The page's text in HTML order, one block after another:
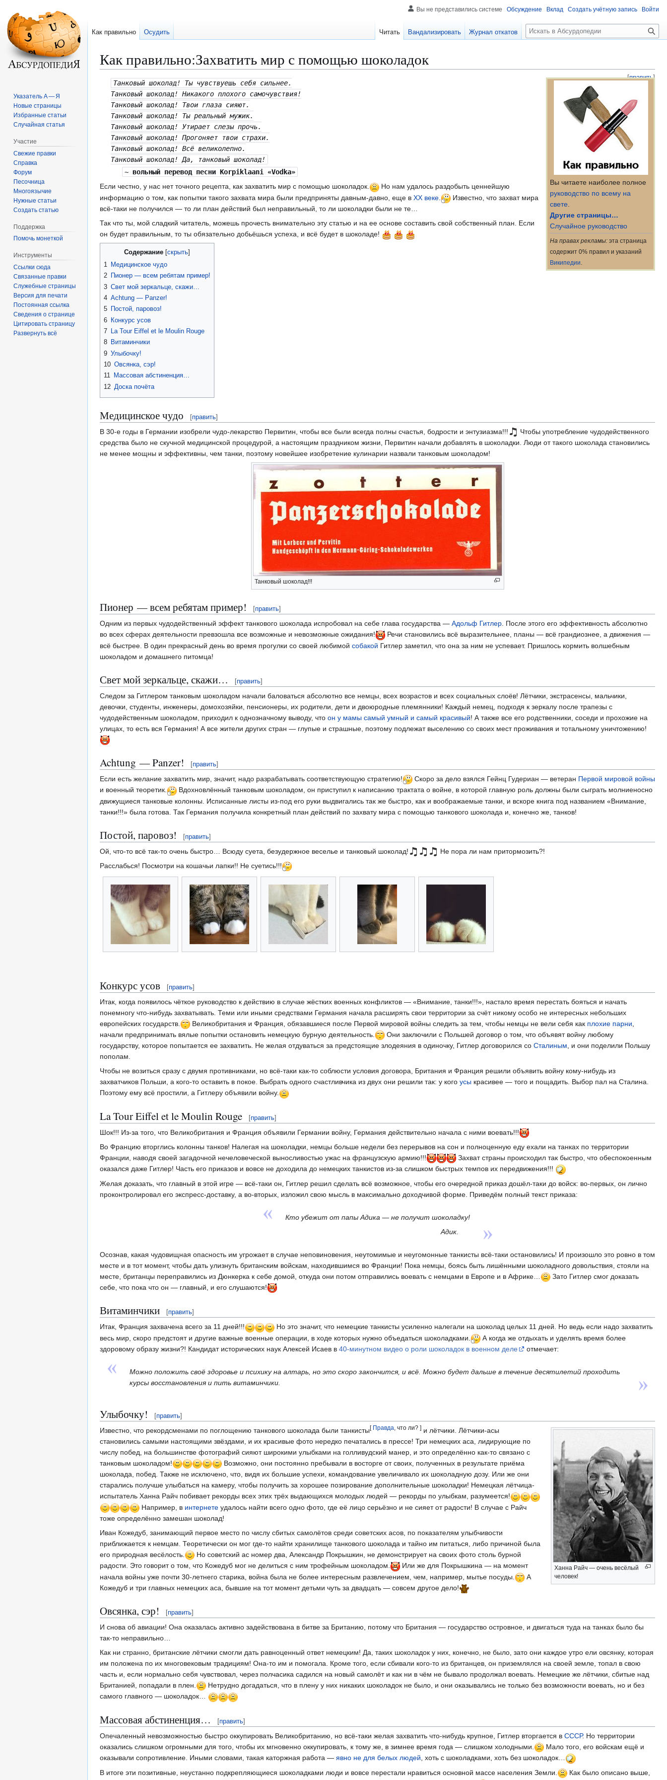
Как правильно:Захватить мир с помощью шоколадок
[править]
Перейти
навигации
Перейти
поиску
Вы читаете наиболее полное
руководство по всему на
свете.
Другие страницы…
Случайное руководство
На правах рекламы: эта страница
содержит 0% правил и указаний
Википедии
Танковый шоколад! Ты чувствуешь себя сильнее.
Танковый шоколад! Никакого плохого самочувствия!
Танковый шоколад! Твои глаза сияют.
Танковый шоколад! Ты реальный мужик.
Танковый шоколад! Утирает слезы прочь.
Танковый шоколад! Прогоняет твои страхи.
Танковый шоколад! Всё великолепно.
Танковый шоколад! Да, танковый шоколад!
~ вольный перевод песни Korpiklaani «Vodka»
Если честно, у нас нет точного рецепта, как захватить мир с помощью шоколадок.
Но нам удалось раздобыть ценнейшую
информацию о том, как попытки такого захвата мира были предприняты давным-давно, еще в XX веке
Известно, что захват мира
всё-таки не получился — то ли план действий был неправильный, то ли шоколадки были не те…
Так что ты, мой сладкий читатель, можешь прочесть внимательно эту статью и на ее основе составить свой собственный план. Если
он будет правильным, то ты обязательно добьёшься успеха, и всё будет в шоколаде!
Содержание
1 Медицинское чудо
2 Пионер — всем ребятам пример!
3 Свет мой зеркальце, скажи…
4 Achtung — Panzer!
5 Постой, паровоз!
6 Конкурс усов
7 La Tour Eiffel et le Moulin Rouge
8 Витаминчики
9 Улыбочку!
10 Овсянка, сэр!
11 Массовая абстиненция…
12 Доска почёта
Медицинское чудо [править]
В 30-е годы в Германии изобрели чудо-лекарство Первитин, чтобы все были всегда полны счастья, бодрости и энтузиазма!!!
Чтобы употребление чудодейственного
средства было не скучной медицинской процедурой, а настоящим праздником жизни, Первитин начали добавлять в шоколадки. Люди от такого шоколада становились
не менее мощны и эффективны, чем танки, поэтому новейшее изобретение кулинарии назвали танковым шоколадом!
Танковый шоколад!!!
Пионер — всем ребятам пример! [править]
Одним из первых чудодейственный эффект танкового шоколада испробовал на себе глава государства — Адольф Гитлер. После этого его эффективность абсолютно
во всех сферах деятельности превзошла все возможные и невозможные ожидания!
Речи становились всё выразительнее, планы — всё грандиознее, а движения —
всё быстрее. В один прекрасный день во время прогулки со своей любимой собакой Гитлер заметил, что она за ним не успевает. Пришлось кормить волшебным
шоколадом и домашнего питомца!
Свет мой зеркальце, скажи… [править]
Следом за Гитлером танковым шоколадом начали баловаться абсолютно все немцы, всех возрастов и всех социальных слоёв! Лётчики, экстрасенсы, мальчики,
девочки, студенты, инженеры, домохозяйки, пенсионеры, их родители, дети и двоюродные племянники! Каждый немец, подходя к зеркалу после трапезы с
чудодейственным шоколадом, приходил к однозначному выводу, что он у мамы самый умный и самый красивый! А также все его родственники, соседи и прохожие на
улицах, то есть вся Германия! А все жители других стран — глупые и страшные, поэтому подлежат выселению со своих мест проживания и тотальному уничтожению!
Achtung — Panzer! [править]
Если есть желание захватить мир, значит, надо разрабатывать соответствующую стратегию! Скоро за дело взялся Гейнц Гудериан — ветеран Первой мировой войны
и военный теоретик.
Вдохновлённый танковым шоколадом, он приступил к написанию трактата о войне, в которой главную роль должны были сыграть молниеносно
движущиеся танковые колонны. Исписанные листы из-под его руки выдвигались так же быстро, как и воображаемые танки, и вскоре книга под названием «Внимание,
танки!!!» была готова. Так Германия получила конкретный план действий по захвату мира с помощью танкового шоколада и, конечно же, танков!
Постой, паровоз! [править]
Ой, что-то всё так-то очень быстро… Всюду суета, безудержное веселье и танковый шоколад!
Не пора ли нам притормозить?!
Расслабься! Посмотри на кошачьи лапки!! Не суетись!!!
Конкурс усов [править]
Итак, когда появилось чёткое руководство к действию в случае жёстких военных конфликтов — «Внимание, танки!!!», настало время перестать бояться и начать
понемногу что-нибудь захватывать. Теми или иными средствами Германия начала расширять свои территории за счёт никому особо не интересных небольших
европейских государств.
Великобритания и Франция, обязавшиеся после Первой мировой войны следить за тем, чтобы немцы не вели себя как плохие парни
начали предпринимать вялые попытки остановить немецкую бурную деятельность.
Они заключили с Польшей договор о том, что объявят войну любому
государству, которое попытается ее захватить. Не желая отдуваться за предстоящие злодеяния в одиночку, Гитлер договорился со Сталиным, и они поделили Польшу
пополам.
Чтобы не возиться сразу с двумя противниками, но всё-таки как-то соблюсти условия договора, Британия и Франция решили объявить войну кому-нибудь из
захватчиков Польши, а кого-то оставить в покое. Выбрать одного счастливчика из двух они решили так: у кого усы красивее — того и пощадить. Выбор пал на Сталина.
Поэтому ему всё простили, а Гитлеру объявили войну.
La Tour Eiffel et le Moulin Rouge [править]
Шок!!! Из-за того, что Великобритания и Франция объявили Германии войну, Германия действительно начала с ними воевать!!!
Во Францию вторглись колонны танков! Налегая на шоколадки, немцы больше недели без перерывов на сон и полноценную еду ехали на танках по территории
Франции, наводя своей загадочной нечеловеческой выносливостью ужас на французскую армию!!!
Захват страны происходил так быстро, что обеспокоенным
оказался даже Гитлер! Часть его приказов и вовсе не доходила до немецких танкистов из-за слишком быстрых темпов их передвижения!!!
Желая доказать, что главный в этой игре — всё-таки он, Гитлер решил сделать всё возможное, чтобы его очередной приказ дошёл-таки до войск: во-первых, он лично
проконтролировал его экспресс-доставку, а во-вторых, изложил свою мысль в максимально доходчивой форме. Приведём полный текст приказа:
Кто убежит от папы Адика — не получит шоколадку!
Адик.
Осознав, какая чудовищная опасность им угрожает в случае неповиновения, неутомимые и неугомонные танкисты всё-таки остановились! И произошло это ровно в том
месте и в тот момент, чтобы дать улизнуть британским войскам, находившимся во Франции! Пока немцы, боясь быть лишёнными шоколадного довольствия, стояли на
месте, британцы переправились из Дюнкерка к себе домой, откуда они потом отправились воевать с немцами в Европе и в Африке…
Зато Гитлер смог доказать
себе, что пока что он — главный, и его слушаются!
Витаминчики [править]
Итак, Франция захвачена всего за 11 дней!!!
Но это значит, что немецкие танкисты усиленно налегали на шоколад целых 11 дней. Но ведь если надо захватить
весь мир, скоро предстоят и другие важные военные операции, в ходе которых нужно объедаться шоколадками.
А когда же отдыхать и уделять время более
здоровому образу жизни?! Кандидат исторических наук Алексей Исаев в 40-минутном видео о роли шоколадок в военном деле отмечает:
Можно положить своё здоровье и психику на алтарь, но это скоро закончится, и всё. Можно будет дальше в течение десятилетий проходить
курсы восстановления и пить витаминчики.
Улыбочку! [править]
Ханна Райч — очень весёлый
человек!
Известно, что рекордсменами по поглощению танкового шоколада были танкисты [ Правда , что ли? ] и лётчики. Лётчики-асы
становились самыми настоящими звёздами, и их красивые фото нередко печатались в прессе! Три немецких аса, лидирующие по
числу побед, на большинстве фотографий сияют широкими улыбками на голливудский манер, и это определённо как-то связано с
танковым шоколадом!
Возможно, они постоянно пребывали в восторге от своих, полученных в результате приёма
шоколада, побед. Также не исключено, что, видя их большие успехи, командование увеличивало их шоколадную дозу. Или же они
старались получше улыбаться на камеру, чтобы получить за хорошее позирование дополнительные шоколадки! Немецкая лётчица-
испытатель Ханна Райч побивает рекорды всех этих трёх выдающихся молодых людей — рекорды по улыбкам, разумеется!
Например, в интернете удалось найти всего одно фото, где её лицо серьёзно и не сияет от радости! В случае с Райч
тоже определённо замешан шоколад!
Иван Кожедуб, занимающий первое место по числу сбитых самолётов среди советских асов, по показателям улыбчивости
приближается к немцам. Теоретически он мог где-то найти хранилище танкового шоколада и тайно им питаться, либо причиной была
его природная весёлость.
Но советский ас номер два, Александр Покрышкин, не демонстрирует на своих фото столь бурной
радости. Это говорит о том, что Кожедуб мог не делиться с ним трофейным шоколадом.
Или же для Покрышкина — на момент
начала войны уже почти 30-летнего старика, война была не более интересным развлечением, чем, например, мытье посуды.
А
Кожедуб и три главных немецких аса, бывшие на тот момент детьми чуть за двадцать — совсем другое дело!
Овсянка, сэр! [править]
И снова об авиации! Она оказалась активно задействована в битве за Британию, потому что Британия — государство островное, и двигаться туда на танках было бы
так-то неправильно…
Как ни странно, британские лётчики смогли дать равноценный ответ немецким! Да, таких шоколадок у них, конечно, не было, зато они каждое утро ели овсянку, которая
им положена по их многовековым традициям! Она-то им и помогала. Кроме того, если сбивали кого-то из британцев, он приземлялся на своей земле, топал в свою
часть и, если нормально себя чувствовал, через полчасика садился на новый самолёт и как ни в чём не бывало продолжал воевать. Немецкие же лётчики, сбитые над
Британией, попадали в плен.
Нетрудно догадаться, что в плену у них никаких шоколадок не было, и они оказывались не только без возможности воевать, но и без
самого главного — шоколадок…
Массовая абстиненция… [править]
Опечаленный невозможностью быстро оккупировать Великобританию, но всё-таки желая захватить что-нибудь крупное, Гитлер вторгается в СССР. Но территории
оказались слишком огромными для того, чтобы их мгновенно оккупировать, к тому же, в зимнее время года — слишком холодными.
Мало того, его войскам ещё и
оказывали сопротивление. Иными словами, такая каторжная работа — явно не для белых людей , хоть с шоколадками, хоть без шоколадок…
В итоге эти позитивные, неустанно подкрепляющиеся шоколадками люди и вовсе перестали нравиться основной массе населения Земли.
Как было описано выше,
Вы не представились системе Обсуждение Вклад Создать учётную запись Войти
Как правильно Осудить Читать Вандализировать Журнал откатов
П
о
к
Указатель А — Я
Новые страницы
Избранные статьи
Случайная статья
Участие
Свежие правки
Справка
Форум
Песочница
Многоязычие
Нужные статьи
Создать статью
Поддержка
Помочь монеткой
Инструменты
Ссылки сюда
Связанные правки
Служебные страницы
Версия для печати
Постоянная ссылка
Сведения о странице
Цитировать страницу
Развернуть всё